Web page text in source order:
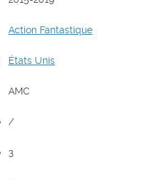
Action Fantastique
États Unis
AMC
/
3